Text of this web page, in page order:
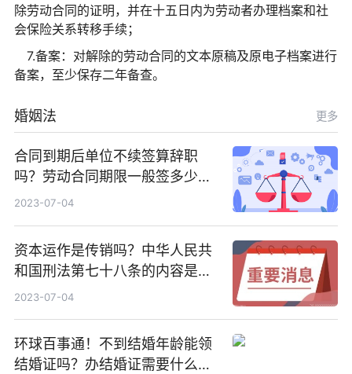
除劳动合同的证明，并在十五日内为劳动者办理档案和社
会保险关系转移手续；
7.备案：对解除的劳动合同的文本原稿及原电子档案进行
备案，至少保存二年备查。
婚姻法 更多
合同到期后单位不续签算辞职
吗？劳动合同期限一般签多少
年？_当前看点
2023-07-04
资本运作是传销吗？中华人民共
和国刑法第七十八条的内容是什
么？_世界快播
2023-07-04
环球百事通！不到结婚年龄能领
结婚证吗？办结婚证需要什么材